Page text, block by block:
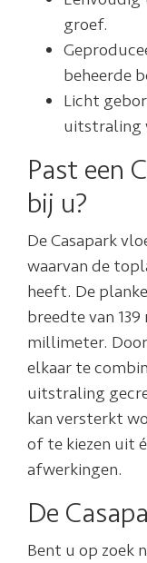
groef.
beheerde
Licht
uitstraling
Past een
bij u?
De Casapark
waarvan de
heeft. De
breedte van
millimeter.
elkaar te
uitstraling
kan versterkt
of te kiezen uit
afwerkingen.
De
Bent u op zoek